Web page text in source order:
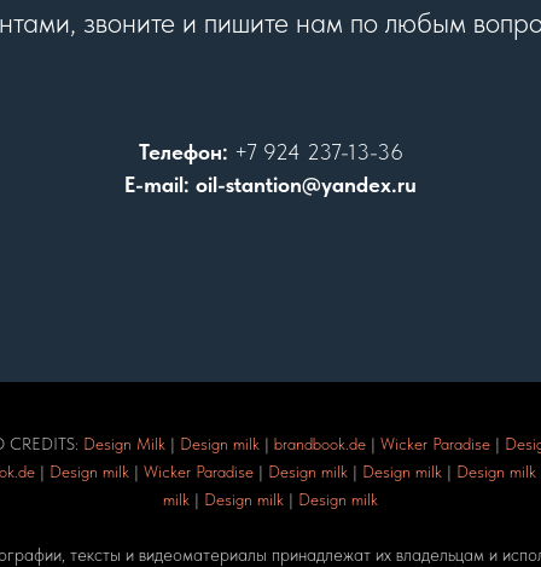
звоните и пишите нам по любым
Телефон: +7 924 237-13-36
E-mail: oil-stantion@yandex.ru
CREDITS: Design Milk | Design milk | brandbook.de| Wicker Paradise|
| Design milk | Wicker Paradise| Design milk | Design milk | Design milk
milk | Design milk | Design milk
тексты и видеоматериалы принадлежат их владельцам и